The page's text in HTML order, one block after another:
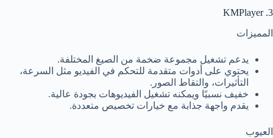
3. KMPlayer
المميزات
يدعم تشغيل مجموعة ضخمة من الصيغ المختلفة.
يحتوي على أدوات متقدمة للتحكم في الفيديو مثل السرعة،
التأثيرات، والتقاط الصور.
خفيف نسبيًا ويمكنه تشغيل الفيديوهات بجودة عالية.
يقدم واجهة جذابة مع خيارات تخصيص متعددة.
العيوب